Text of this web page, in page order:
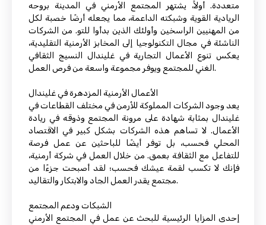
متعددة. أولاً، يشتهر المجتمع الأرمني في المدينة بروحه
الريادية القوية وشبكته الداعمة، مما يجعله أرضًا خصبة لكل
من المهنيين الراسخين وأولئك الذين بدأوا للتو. من الشركات
الناشئة في مجال التكنولوجيا إلى المخابز الأرمنية التقليدية،
يعكس تنوع الأعمال التجارية في غليندال النسيج الثقافي
الغني للمجتمع ويوفر مجموعة واسعة من فرص العمل.
الأعمال الأرمنية المزدهرة في غليندال
يعد وجود الشركات المملوكة للأرمن في مختلف القطاعات في
غليندال بمثابة شهادة على مرونة المجتمع وذوقه في ريادة
الأعمال. لا تساهم هذه الشركات بشكل كبير في الاقتصاد
المحلي فحسب، بل توفر أيضًا للباحثين عن عمل فرصة
للتفاعل مع الثقافة بعمق. من خلال العمل في شركة أرمنية،
فإنك لا تكسب لقمة عيشك فحسب؛ لقد أصبحت جزءًا من
مجتمع يقدر العمل الجاد والابتكار والتقاليد.
الشبكات ودعم المجتمع
إحدى المزايا الرئيسية للبحث عن عمل في المجتمع الأرمني